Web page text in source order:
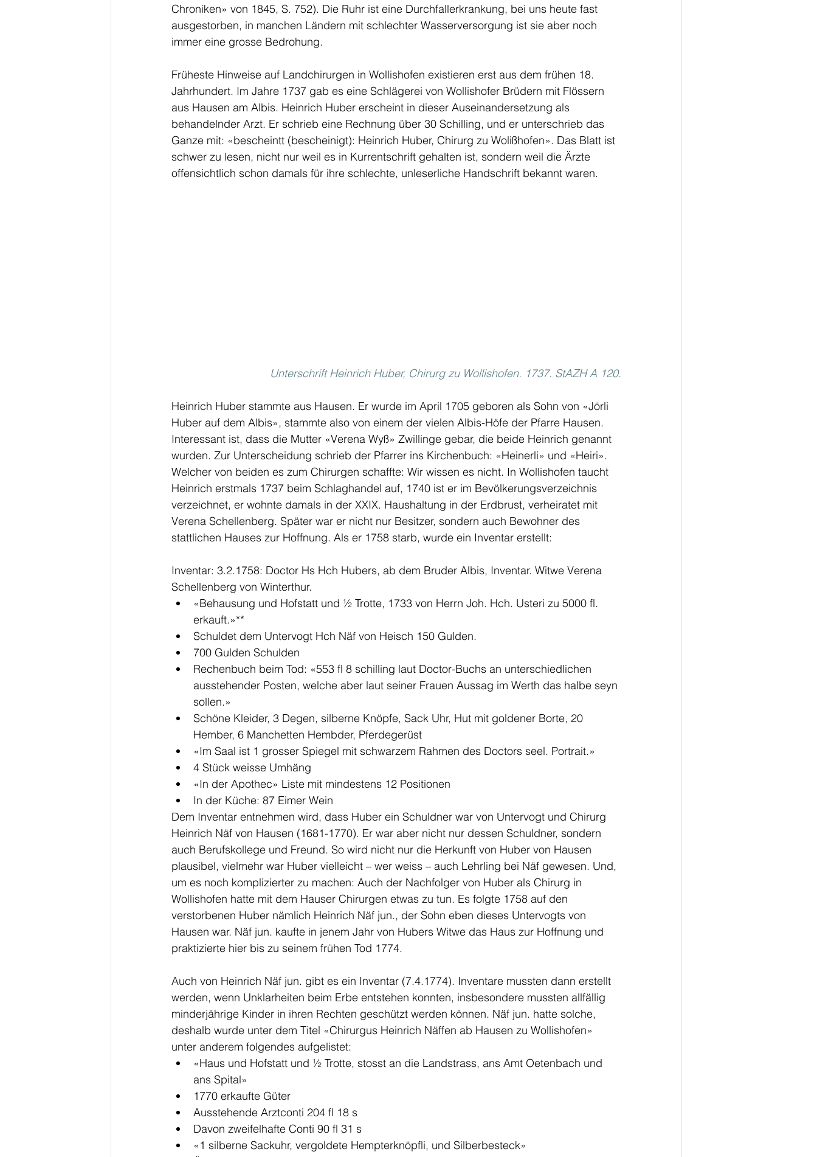
Chroniken» von 1845, S. 752). Die Ruhr ist eine Durchfallerkrankung, bei uns heute fast
ausgestorben, in manchen Ländern mit schlechter Wasserversorgung ist sie aber noch
immer eine grosse Bedrohung.
Früheste Hinweise auf Landchirurgen in Wollishofen existieren erst aus dem frühen 18.
Jahrhundert. Im Jahre 1737 gab es eine Schlägerei von Wollishofer Brüdern mit Flössern
aus Hausen am Albis. Heinrich Huber erscheint in dieser Auseinandersetzung als
behandelnder Arzt. Er schrieb eine Rechnung über 30 Schilling, und er unterschrieb das
Ganze mit: «bescheintt (bescheinigt): Heinrich Huber, Chirurg zu Wolißhofen». Das Blatt ist
schwer zu lesen, nicht nur weil es in Kurrentschrift gehalten ist, sondern weil die Ärzte
offensichtlich schon damals für ihre schlechte, unleserliche Handschrift bekannt waren.
Unterschrift Heinrich Huber, Chirurg zu Wollishofen. 1737. StAZH A 120.
Heinrich Huber stammte aus Hausen. Er wurde im April 1705 geboren als Sohn von «Jörli
Huber auf dem Albis», stammte also von einem der vielen Albis-Höfe der Pfarre Hausen.
Interessant ist, dass die Mutter «Verena Wyß» Zwillinge gebar, die beide Heinrich genannt
wurden. Zur Unterscheidung schrieb der Pfarrer ins Kirchenbuch: «Heinerli» und «Heiri».
Welcher von beiden es zum Chirurgen schaffte: Wir wissen es nicht. In Wollishofen taucht
Heinrich erstmals 1737 beim Schlaghandel auf, 1740 ist er im Bevölkerungsverzeichnis
verzeichnet, er wohnte damals in der XXIX. Haushaltung in der Erdbrust, verheiratet mit
Verena Schellenberg. Später war er nicht nur Besitzer, sondern auch Bewohner des
stattlichen Hauses zur Hoffnung. Als er 1758 starb, wurde ein Inventar erstellt:
Inventar: 3.2.1758: Doctor Hs Hch Hubers, ab dem Bruder Albis, Inventar. Witwe Verena
Schellenberg von Winterthur.
«Behausung und Hofstatt und ½ Trotte, 1733 von Herrn Joh. Hch. Usteri zu 5000 fl.
erkauft.»**
Schuldet dem Untervogt Hch Näf von Heisch 150 Gulden.
700 Gulden Schulden
Rechenbuch beim Tod: «553 fl 8 schilling laut Doctor-Buchs an unterschiedlichen
ausstehender Posten, welche aber laut seiner Frauen Aussag im Werth das halbe seyn
sollen.»
Schöne Kleider, 3 Degen, silberne Knöpfe, Sack Uhr, Hut mit goldener Borte, 20
Hember, 6 Manchetten Hembder, Pferdegerüst
«Im Saal ist 1 grosser Spiegel mit schwarzem Rahmen des Doctors seel. Portrait.»
4 Stück weisse Umhäng
«In der Apothec» Liste mit mindestens 12 Positionen
In der Küche: 87 Eimer Wein
Dem Inventar entnehmen wird, dass Huber ein Schuldner war von Untervogt und Chirurg
Heinrich Näf von Hausen (1681-1770). Er war aber nicht nur dessen Schuldner, sondern
auch Berufskollege und Freund. So wird nicht nur die Herkunft von Huber von Hausen
plausibel, vielmehr war Huber vielleicht – wer weiss – auch Lehrling bei Näf gewesen. Und,
um es noch komplizierter zu machen: Auch der Nachfolger von Huber als Chirurg in
Wollishofen hatte mit dem Hauser Chirurgen etwas zu tun. Es folgte 1758 auf den
verstorbenen Huber nämlich Heinrich Näf jun., der Sohn eben dieses Untervogts von
Hausen war. Näf jun. kaufte in jenem Jahr von Hubers Witwe das Haus zur Hoffnung und
praktizierte hier bis zu seinem frühen Tod 1774.
Auch von Heinrich Näf jun. gibt es ein Inventar (7.4.1774). Inventare mussten dann erstellt
werden, wenn Unklarheiten beim Erbe entstehen konnten, insbesondere mussten allfällig
minderjährige Kinder in ihren Rechten geschützt werden können. Näf jun. hatte solche,
deshalb wurde unter dem Titel «Chirurgus Heinrich Näffen ab Hausen zu Wollishofen»
unter anderem folgendes aufgelistet:
«Haus und Hofstatt und ½ Trotte, stosst an die Landstrass, ans Amt Oetenbach und
ans Spital»
1770 erkaufte Güter
Ausstehende Arztconti 204 fl 18 s
Davon zweifelhafte Conti 90 fl 31 s
«1 silberne Sackuhr, vergoldete Hempterknöpfli, und Silberbesteck»